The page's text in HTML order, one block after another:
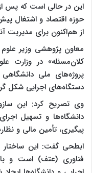
این در حالی است که پس
حوزه اقتصاد و اشتغال
از هم‌اکنون برای مدیریت
معاون پژوهشی وزیر
کلان‌مسئله» در وزارت
پروژه‌های ملی دانشگاهی
دستگاه‌های اجرایی شکل
وی تصریح کرد: این
دانشگاه‌ها و تسهیل
پیگیری، تأمین مالی و
ابطحی گفت: این ساختار
فناوری (عتف) است و